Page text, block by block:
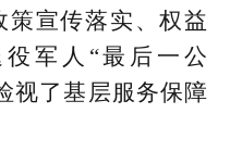
策宣传落实、权益
军人“最后一公
视了基层服务保障